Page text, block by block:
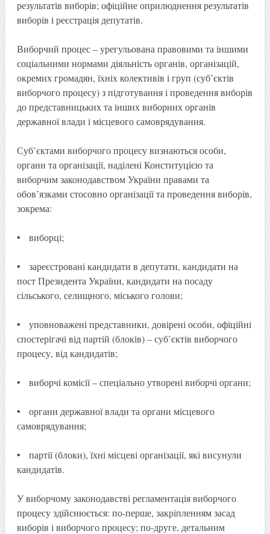
результатів виборів; офіційне оприлюднення результатів
виборів і реєстрація депутатів.
Виборчий процес – урегульована правовими та іншими
соціальними нормами діяльність органів, організацій,
окремих громадян, їхніх колективів і груп (суб’єктів
виборчого процесу) з підготування і проведення виборів
до представницьких та інших виборних органів
державної влади і місцевого самоврядування.
Суб’єктами виборчого процесу визнаються особи,
органи та організації, наділені Конституцією та
виборчим законодавством України правами та
обов’язками стосовно організації та проведення виборів,
зокрема:
• виборці;
• зареєстровані кандидати в депутати, кандидати на
пост Президента України, кандидати на посаду
сільського, селищного, міського голови;
• уповноважені представники, довірені особи, офіційні
спостерігачі від партій (блоків) – суб’єктів виборчого
процесу, від кандидатів;
• виборчі комісії – спеціально утворені виборчі органи;
• органи державної влади та органи місцевого
самоврядування;
• партії (блоки), їхні місцеві організації, які висунули
кандидатів.
У виборчому законодавстві регламентація виборчого
процесу здійснюється: по-перше, закріпленням засад
виборів і виборчого процесу; по-друге, детальним